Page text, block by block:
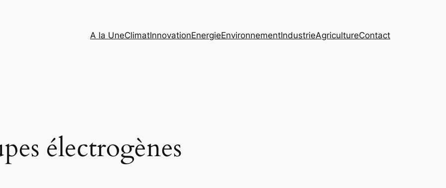
A la UneClimatInnovationEnergieEnvironnementIndustrieAgricultureContact
électrogènes